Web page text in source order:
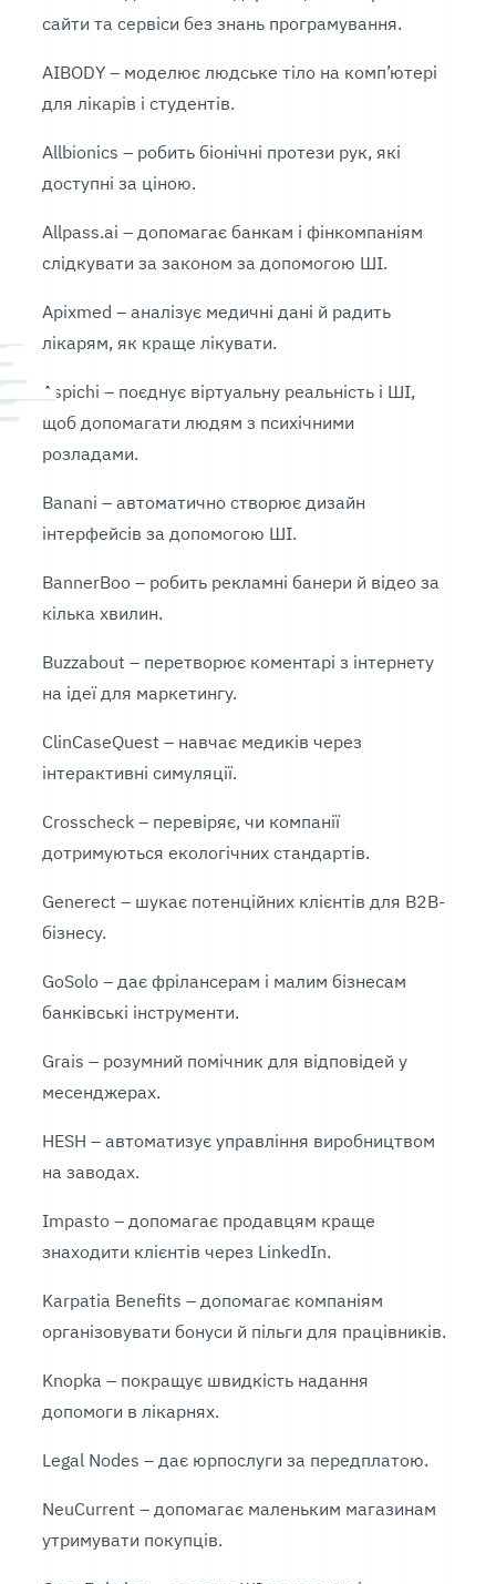
сайти та сервіси без знань програмування.
AIBODY – моделює людське тіло на комп’ютері
для лікарів і студентів.
Allbionics – робить біонічні протези рук, які
доступні за ціною.
Allpass.ai – допомагає банкам і фінкомпаніям
слідкувати за законом за допомогою ШІ.
Apixmed – аналізує медичні дані й радить
лікарям, як краще лікувати.
Aspichi – поєднує віртуальну реальність і ШІ,
щоб допомагати людям з психічними
розладами.
Banani – автоматично створює дизайн
інтерфейсів за допомогою ШІ.
BannerBoo – робить рекламні банери й відео за
кілька хвилин.
Buzzabout – перетворює коментарі з інтернету
на ідеї для маркетингу.
ClinCaseQuest – навчає медиків через
інтерактивні симуляції.
Crosscheck – перевіряє, чи компанії
дотримуються екологічних стандартів.
Generect – шукає потенційних клієнтів для B2B-
бізнесу.
GoSolo – дає фрілансерам і малим бізнесам
банківські інструменти.
Grais – розумний помічник для відповідей у
месенджерах.
HESH – автоматизує управління виробництвом
на заводах.
Impasto – допомагає продавцям краще
знаходити клієнтів через LinkedIn.
Karpatia Benefits – допомагає компаніям
організовувати бонуси й пільги для працівників.
Knopka – покращує швидкість надання
допомоги в лікарнях.
Legal Nodes – дає юрпослуги за передплатою.
NeuCurrent – допомагає маленьким магазинам
утримувати покупців.